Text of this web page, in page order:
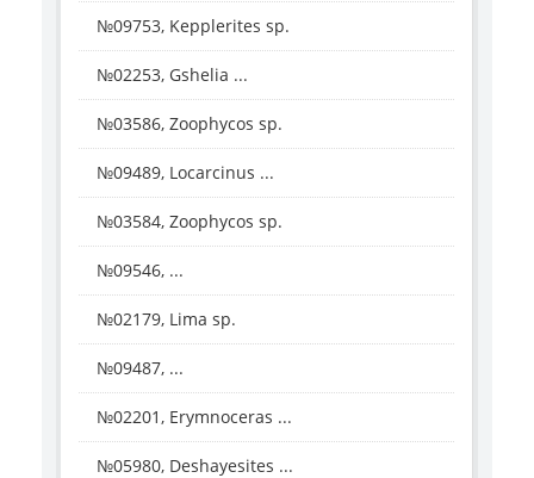
№09753, Kepplerites sp.
№02253, Gshelia ...
№03586, Zoophycos sp.
№09489, Locarcinus ...
№03584, Zoophycos sp.
№09546, ...
№02179, Lima sp.
№09487, ...
№02201, Erymnoceras ...
№05980, Deshayesites ...